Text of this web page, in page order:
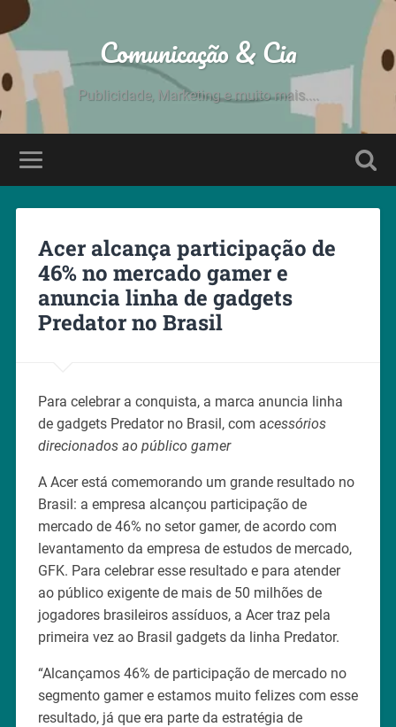
Comunicação & Cia
Publicidade, Marketing e muito mais....
Acer alcança participação de
46% no mercado gamer e
anuncia linha de gadgets
Predator no Brasil
Para celebrar a conquista, a marca anuncia linha
de gadgets Predator no Brasil, com acessórios
direcionados ao público gamer
A Acer está comemorando um grande resultado no
Brasil: a empresa alcançou participação de
mercado de 46% no setor gamer, de acordo com
levantamento da empresa de estudos de mercado,
GFK. Para celebrar esse resultado e para atender
ao público exigente de mais de 50 milhões de
jogadores brasileiros assíduos, a Acer traz pela
primeira vez ao Brasil gadgets da linha Predator.
“Alcançamos 46% de participação de mercado no
segmento gamer e estamos muito felizes com esse
resultado, já que era parte da estratégia de